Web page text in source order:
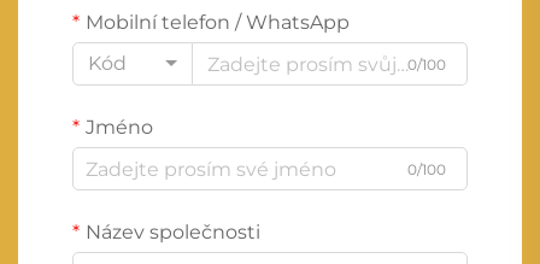
Mobilní telefon / WhatsApp
Kód
0/100
Jméno
0/100
Název společnosti